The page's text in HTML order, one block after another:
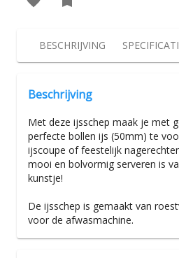
BESCHRIJVING
Beschrijving
Met deze ijsschep maak je met
perfecte bollen ijs (50mm) te
ijscoupe of feestelijk
mooi en bolvormig serveren is
kunstje!
De ijsschep is gemaakt van
voor de afwasmachine.